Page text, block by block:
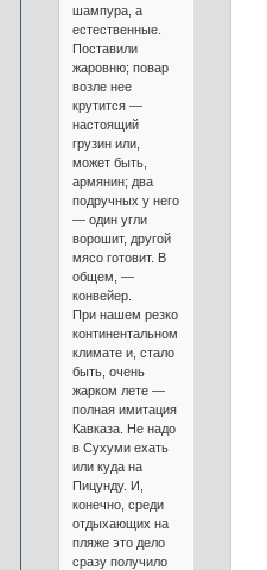
шампура, а
естественные.
Поставили
жаровню; повар
возле нее
крутится —
настоящий
грузин или,
может быть,
армянин; два
подручных у него
— один угли
ворошит, другой
мясо готовит. В
общем, —
конвейер.
При нашем резко
континентальном
климате и, стало
быть, очень
жарком лете —
полная имитация
Кавказа. Не надо
в Сухуми ехать
или куда на
Пицунду. И,
конечно, среди
отдыхающих на
пляже это дело
сразу получило